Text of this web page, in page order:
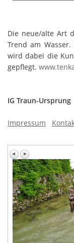
Die neue/alte Art
Trend am
wird dabei die
gepflegt.
IG Traun-Ursprung
Impressum